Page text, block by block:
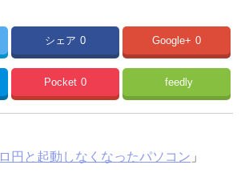
シェア 0 Google+ 0
Pocket 0 feedly
円と起動しなくなったパソコン 」